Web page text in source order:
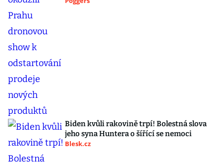
Biden kvůli rakovině trpí! Bolestná slova
jeho syna Huntera o šířící se nemoci
Blesk.cz